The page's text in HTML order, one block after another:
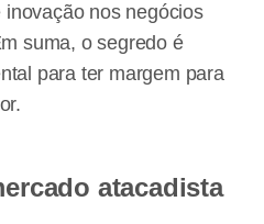
nos negócios
suma, o segredo é
para ter margem para
atacadista